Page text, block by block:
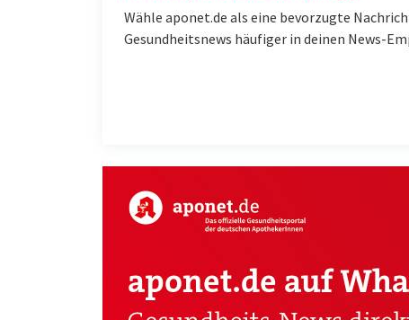
Wähle aponet.de als eine bevorzugte
Gesundheitsnews häufiger in deinen News-